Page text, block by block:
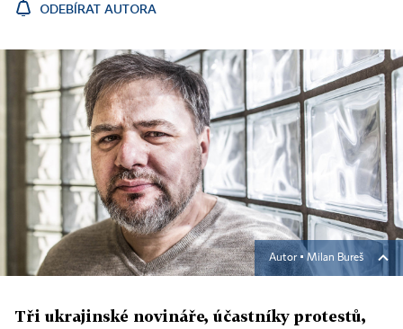
ODEBÍRAT AUTORA
Autor ▪Milan Bureš
Tři ukrajinské novináře, účastníky protestů,